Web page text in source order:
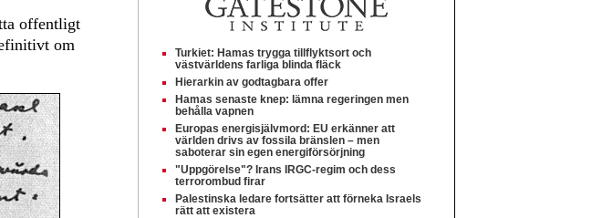
offentligt
om
Turkiet: Hamas trygga tillflyktsort och
västvärldens farliga blinda fläck
Hierarkin av godtagbara offer
Hamas senaste knep: lämna regeringen men
behålla vapnen
Europas energisjälvmord: EU erkänner att
världen drivs av fossila bränslen – men
saboterar sin egen energiförsörjning
"Uppgörelse"? Irans IRGC-regim och dess
terrorombud firar
Palestinska ledare fortsätter att förneka Israels
rätt att existera